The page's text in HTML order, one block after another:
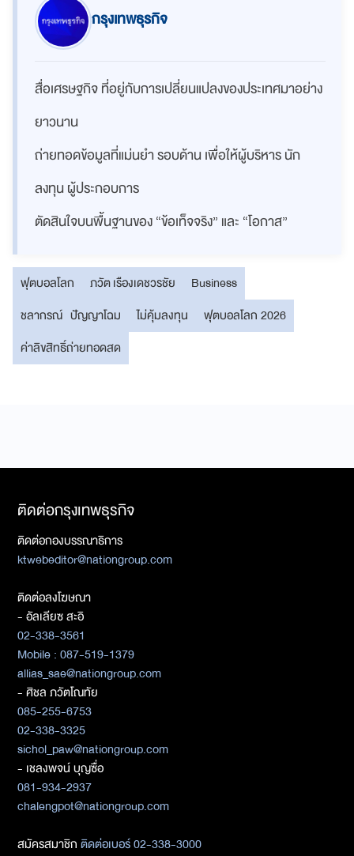
กรุงเทพธุรกิจ
สื่อเศรษฐกิจ ที่อยู่กับการเปลี่ยนแปลงของประเทศมาอย่าง
ยาวนาน
ถ่ายทอดข้อมูลที่แม่นยำ รอบด้าน เพื่อให้ผู้บริหาร นัก
ลงทุน ผู้ประกอบการ
ตัดสินใจบนพื้นฐานของ “ข้อเท็จจริง” และ “โอกาส”
ฟุตบอลโลก ภวัต เรืองเดชวรชัย
Business
ชลากรณ์ ปัญญาโฉม
ไม่คุ้มลงทุน
ฟุตบอลโลก 2026
ค่าลิขสิทธิ์ถ่ายทอดสด
ติดต่อกรุงเทพธุรกิจ
ติดต่อกองบรรณาธิการ
ktwebeditor@nationgroup.com
ติดต่อลงโฆษณา
- อัลเลียซ สะอิ
02-338-3561
Mobile : 087-519-1379
allias_sae@nationgroup.com
- ศิชล ภวัตโณทัย
085-255-6753
02-338-3325
sichol_paw@nationgroup.com
- เชลงพจน์ บุญซื่อ
081-934-2937
chalengpot@nationgroup.com
สมัครสมาชิกติดต่อเบอร์ 02-338-3000